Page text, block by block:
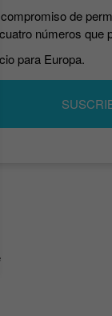
compromiso de
cuatro números
para Europa.